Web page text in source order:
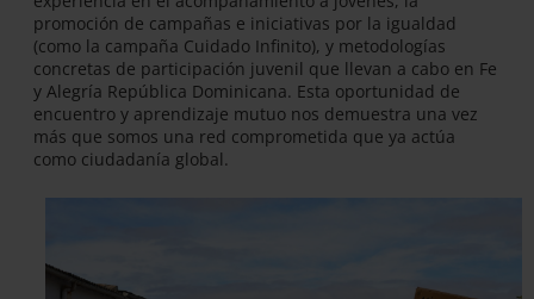
promoción de campañas e iniciativas por la igualdad
(como la campaña Cuidado Infinito), y metodologías
concretas de participación juvenil que llevan a cabo en Fe
y Alegría República Dominicana. Esta oportunidad de
encuentro y aprendizaje mutuo nos demuestra una vez
más que somos una red comprometida que ya actúa
como ciudadanía global.